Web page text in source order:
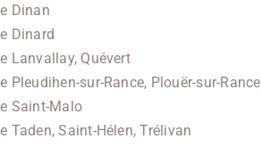
Dinan
Dinard
Lanvallay, Quévert
Pleudihen-sur-Rance, Plouër-sur-Rance
Saint-Malo
Taden, Saint-Hélen, Trélivan